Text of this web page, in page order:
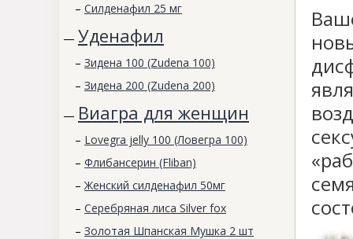
– Силденафил 25 мг
— Уденафил
– Зидена 100 (Zudena 100)
– Зидена 200 (Zudena 200)
— Виагра для женщин
– Lovegra jelly 100 (Ловегра 100)
– Флибансерин (Fliban)
– Женский силденафил 50мг
– Серебряная лиса Silver fox
– Золотая Шпанская Мушка 2 шт